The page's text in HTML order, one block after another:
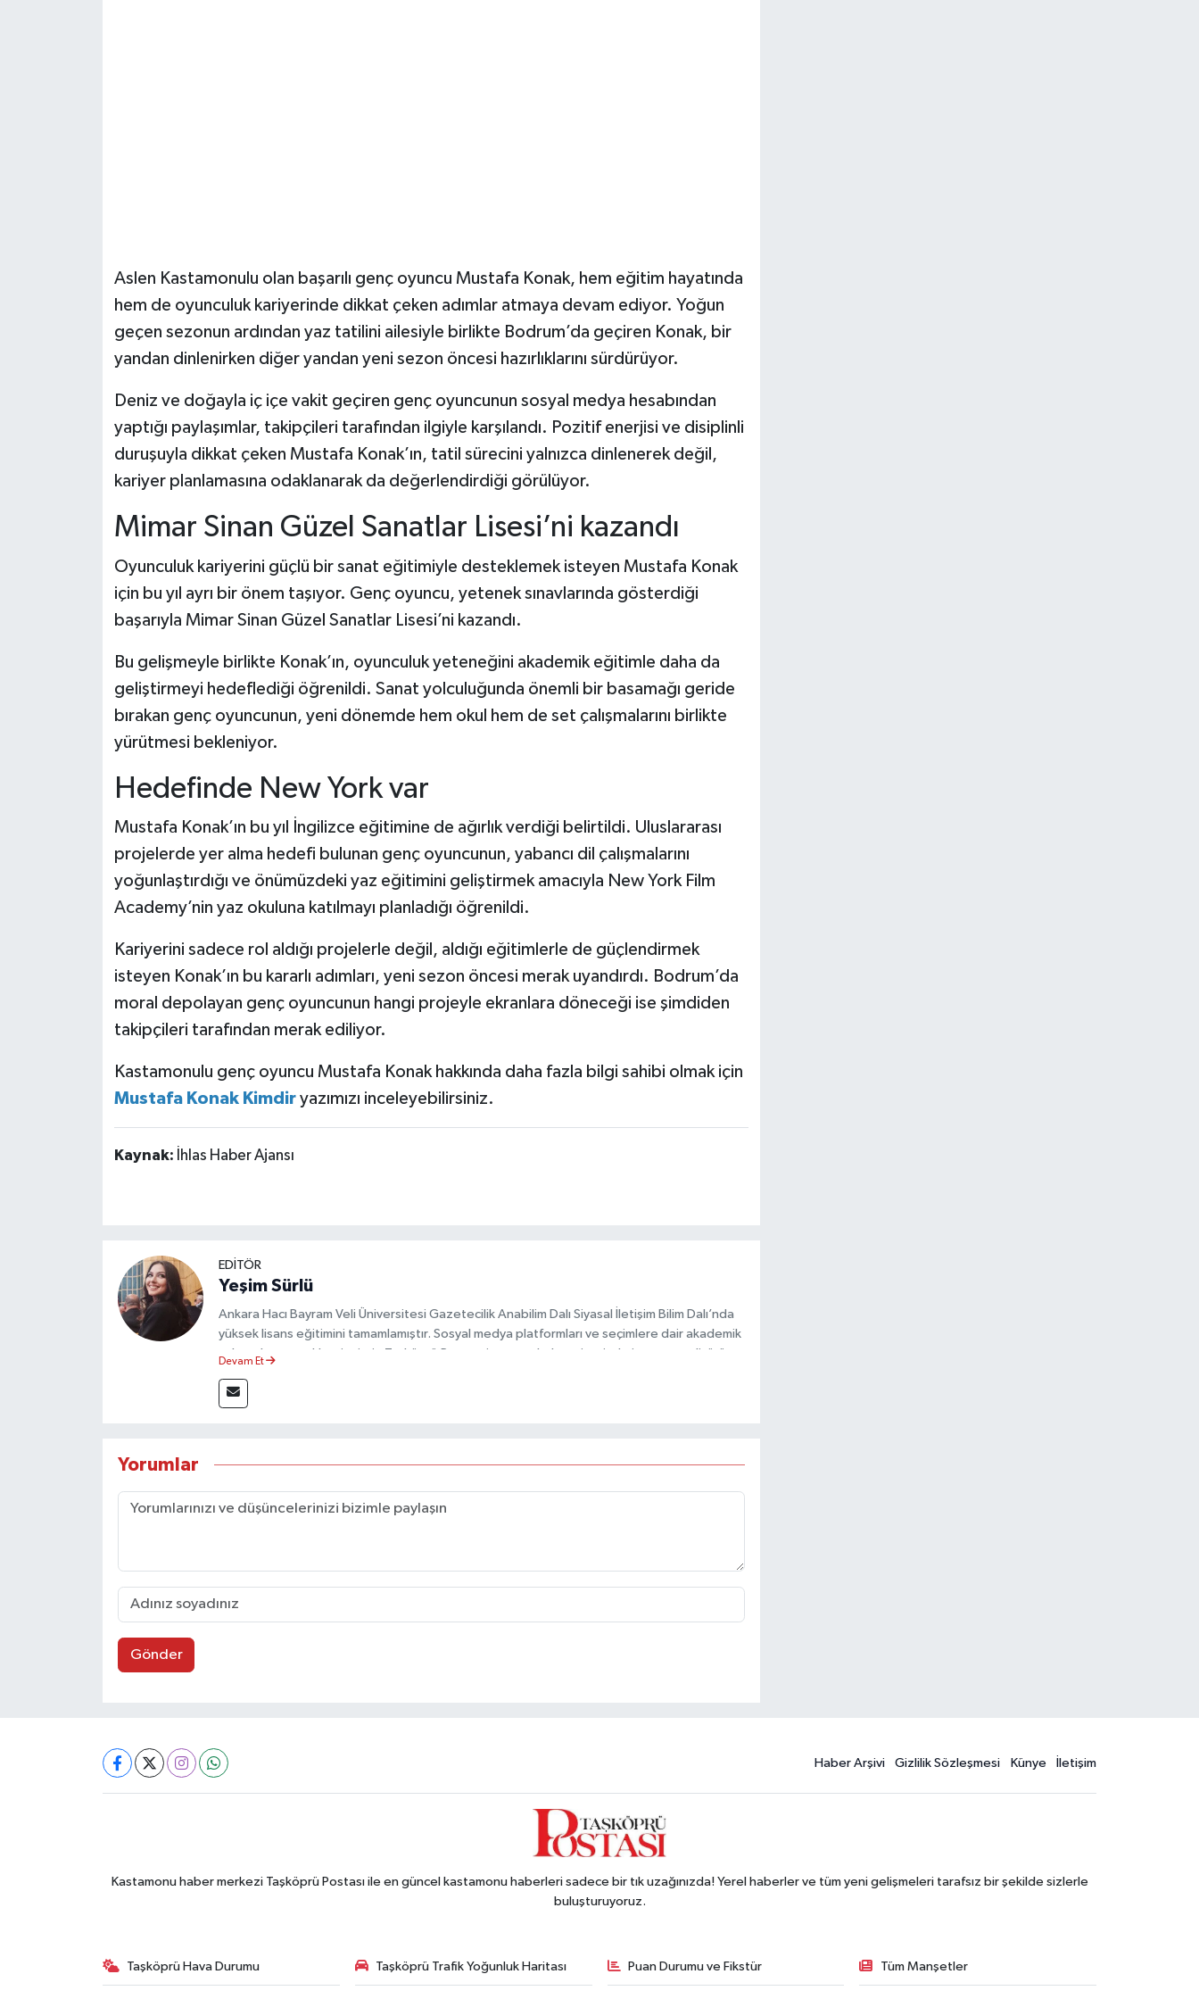
Aslen Kastamonulu olan başarılı genç oyuncu Mustafa Konak, hem eğitim hayatında
hem de oyunculuk kariyerinde dikkat çeken adımlar atmaya devam ediyor. Yoğun
geçen sezonun ardından yaz tatilini ailesiyle birlikte Bodrum’da geçiren Konak, bir
yandan dinlenirken diğer yandan yeni sezon öncesi hazırlıklarını sürdürüyor.
Deniz ve doğayla iç içe vakit geçiren genç oyuncunun sosyal medya hesabından
yaptığı paylaşımlar, takipçileri tarafından ilgiyle karşılandı. Pozitif enerjisi ve disiplinli
duruşuyla dikkat çeken Mustafa Konak’ın, tatil sürecini yalnızca dinlenerek değil,
kariyer planlamasına odaklanarak da değerlendirdiği görülüyor.
Mimar Sinan Güzel Sanatlar Lisesi’ni kazandı
Oyunculuk kariyerini güçlü bir sanat eğitimiyle desteklemek isteyen Mustafa Konak
için bu yıl ayrı bir önem taşıyor. Genç oyuncu, yetenek sınavlarında gösterdiği
başarıyla Mimar Sinan Güzel Sanatlar Lisesi’ni kazandı.
Bu gelişmeyle birlikte Konak’ın, oyunculuk yeteneğini akademik eğitimle daha da
geliştirmeyi hedeflediği öğrenildi. Sanat yolculuğunda önemli bir basamağı geride
bırakan genç oyuncunun, yeni dönemde hem okul hem de set çalışmalarını birlikte
yürütmesi bekleniyor.
Hedefinde New York var
Mustafa Konak’ın bu yıl İngilizce eğitimine de ağırlık verdiği belirtildi. Uluslararası
projelerde yer alma hedefi bulunan genç oyuncunun, yabancı dil çalışmalarını
yoğunlaştırdığı ve önümüzdeki yaz eğitimini geliştirmek amacıyla New York Film
Academy’nin yaz okuluna katılmayı planladığı öğrenildi.
Kariyerini sadece rol aldığı projelerle değil, aldığı eğitimlerle de güçlendirmek
isteyen Konak’ın bu kararlı adımları, yeni sezon öncesi merak uyandırdı. Bodrum’da
moral depolayan genç oyuncunun hangi projeyle ekranlara döneceği ise şimdiden
takipçileri tarafından merak ediliyor.
Kastamonulu genç oyuncu Mustafa Konak hakkında daha fazla bilgi sahibi olmak için
Mustafa Konak Kimdir yazımızı inceleyebilirsiniz.
Kaynak: İhlas Haber Ajansı
EDİTÖR
Yeşim Sürlü
Ankara Hacı Bayram Veli Üniversitesi Gazetecilik Anabilim Dalı Siyasal İletişim Bilim Dalı’nda
yüksek lisans eğitimini tamamlamıştır. Sosyal medya platformları ve seçimlere dair akademik
çalışmalar gerçekleştirmiştir. Taşköprü Postası internet haber sitesinde internet editörü
Devam Et
Yorumlar
Gönder
Haber Arşivi Gizlilik Sözleşmesi Künye İletişim
Kastamonu haber merkezi Taşköprü Postası ile en güncel kastamonu haberleri sadece bir tık uzağınızda! Yerel haberler ve tüm yeni gelişmeleri tarafsız bir şekilde sizlerle
buluşturuyoruz.
Taşköprü Hava Durumu Taşköprü Trafik Yoğunluk Haritası Puan Durumu ve Fikstür Tüm Manşetler
Ulusal Haberler
Teknoloji Haberleri
Siyaset Haberleri
Dünya Haberleri
Yerel Haberler